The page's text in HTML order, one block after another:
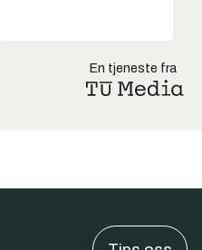
En tjeneste fra